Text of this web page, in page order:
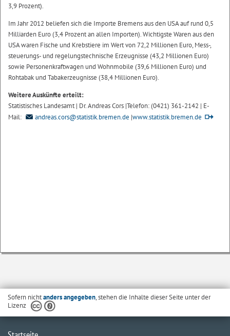
3,9 Prozent).
Im Jahr 2012 beliefen sich die Importe Bremens aus den USA auf rund 0,5
Milliarden Euro (3,4 Prozent an allen Importen). Wichtigste Waren aus den
USA waren Fische und Krebstiere im Wert von 72,2 Millionen Euro, Mess-,
steuerungs- und regelungstechnische Erzeugnisse (43,2 Millionen Euro)
sowie Personenkraftwagen und Wohnmobile (39,6 Millionen Euro) und
Rohtabak und Tabakerzeugnisse (38,4 Millionen Euro).
Weitere Auskünfte erteilt:
Statistisches Landesamt | Dr. Andreas Cors |Telefon: (0421) 361-2142 | E-
Mail:
andreas.cors@statistik.bremen.de |www.statistik.bremen.de
Sofern nichtanders angegeben, stehen die Inhalte dieser Seite unter der
Lizenz